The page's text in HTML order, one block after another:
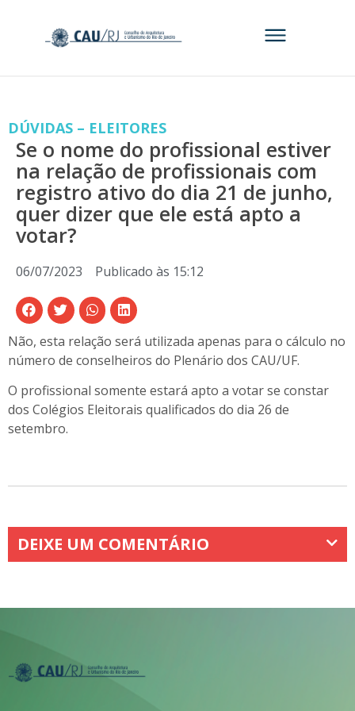
DÚVIDAS – ELEITORES
Se o nome do profissional estiver
na relação de profissionais com
registro ativo do dia 21 de junho,
quer dizer que ele está apto a
votar?
06/07/2023 Publicado às 15:12
Não, esta relação será utilizada apenas para o cálculo no
número de conselheiros do Plenário dos CAU/UF.
O profissional somente estará apto a votar se constar
dos Colégios Eleitorais qualificados do dia 26 de
setembro.
DEIXE UM COMENTÁRIO